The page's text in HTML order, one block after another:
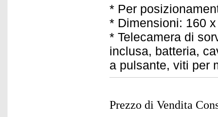
* Per
* Dimensioni: 160
* Telecamera di
inclusa, batteria,
a pulsante, viti per
Prezzo di Vendita